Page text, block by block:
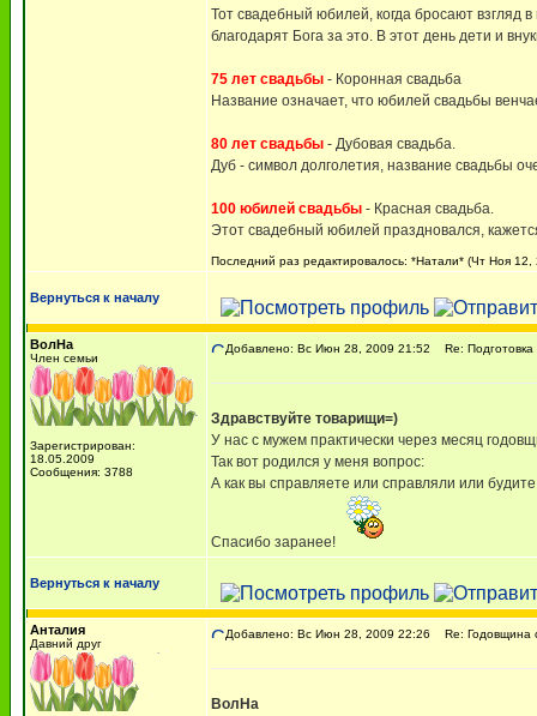
Тот свадебный юбилей, когда бросают взгляд
благодарят Бога за это. В этот день дети и
75 лет свадьбы - Коронная свадьба
Название означает, что юбилей свадьбы
80 лет свадьбы - Дубовая свадьба.
Дуб - символ долголетия, название свадьбы
100 юбилей свадьбы - Красная свадьба.
Этот свадебный юбилей праздновался,
Последний раз редактировалось: *Натали* (Чт Ноя 12,
Вернуться к началу
ВолНа
Член семьи
Зарегистрирован:
18.05.2009
Сообщения: 3788
Добавлено: Вс Июн 28, 2009 21:52 Re: Подготовка
Здравствуйте товарищи=)
У нас с мужем практически через месяц
Так вот родился у меня вопрос:
А как вы справляете или справляли или
Спасибо заранее!
Вернуться к началу
Анталия
Давний друг
Добавлено: Вс Июн 28, 2009 22:26 Re: Годовщина
ВолНа